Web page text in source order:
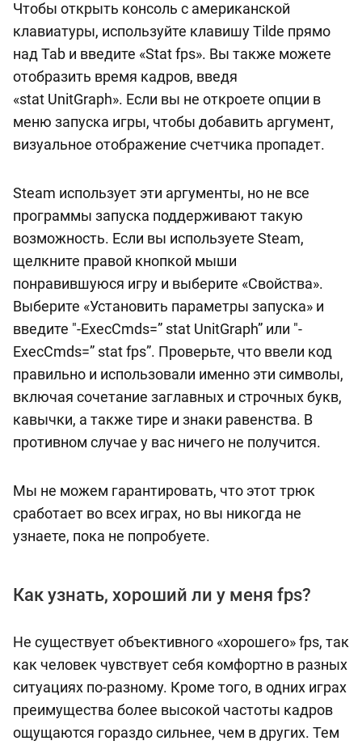
Чтобы открыть консоль с американской
клавиатуры, используйте клавишу Tilde прямо
над Tab и введите «Stat fps». Вы также можете
отобразить время кадров, введя
«stat UnitGraph». Если вы не откроете опции в
меню запуска игры, чтобы добавить аргумент,
визуальное отображение счетчика пропадет.
Steam использует эти аргументы, но не все
программы запуска поддерживают такую
возможность. Если вы используете Steam,
щелкните правой кнопкой мыши
понравившуюся игру и выберите «Свойства».
Выберите «Установить параметры запуска» и
введите "-ExecCmds=” stat UnitGraph” или "-
ExecCmds=” stat fps”. Проверьте, что ввели код
правильно и использовали именно эти символы,
включая сочетание заглавных и строчных букв,
кавычки, а также тире и знаки равенства. В
противном случае у вас ничего не получится.
Мы не можем гарантировать, что этот трюк
сработает во всех играх, но вы никогда не
узнаете, пока не попробуете.
Как узнать, хороший ли у меня fps?
Не существует объективного «хорошего» fps, так
как человек чувствует себя комфортно в разных
ситуациях по-разному. Кроме того, в одних играх
преимущества более высокой частоты кадров
ощущаются гораздо сильнее, чем в других. Тем